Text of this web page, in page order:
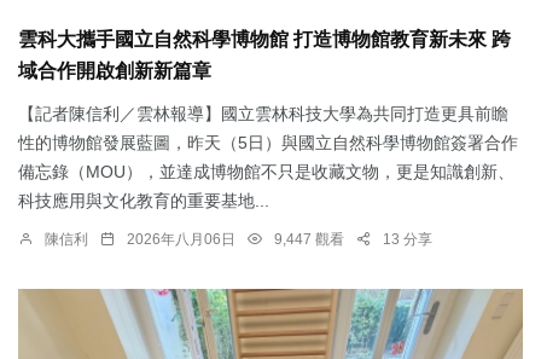
雲科大攜手國立自然科學博物館 打造博物館教育新未來 跨
域合作開啟創新新篇章
【記者陳信利／雲林報導】國立雲林科技大學為共同打造更具前瞻
性的博物館發展藍圖，昨天（5日）與國立自然科學博物館簽署合作
備忘錄（MOU），並達成博物館不只是收藏文物，更是知識創新、
科技應用與文化教育的重要基地...
陳信利 2026年八月06日 9,447 觀看 13 分享